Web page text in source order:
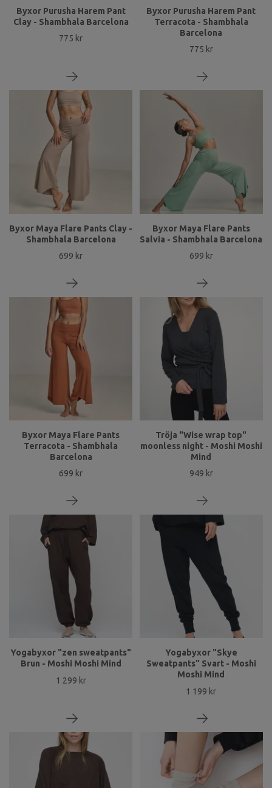
Byxor Purusha Harem Pant
Clay - Shambhala Barcelona
775 kr
Byxor Purusha Harem Pant
Terracota - Shambhala
Barcelona
775 kr
Byxor Maya Flare Pants Clay -
Shambhala Barcelona
699 kr
Byxor Maya Flare Pants
Salvia - Shambhala Barcelona
699 kr
Byxor Maya Flare Pants
Terracota - Shambhala
Barcelona
699 kr
Tröja "Wise wrap top"
moonless night - Moshi Moshi
Mind
949 kr
Yogabyxor "zen sweatpants"
Brun - Moshi Moshi Mind
1 299 kr
Yogabyxor "Skye
Sweatpants" Svart - Moshi
Moshi Mind
1 199 kr